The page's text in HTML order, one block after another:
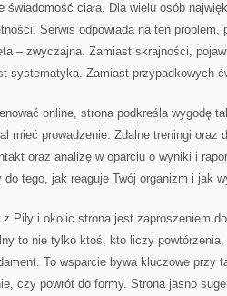
świadomość ciała. Dla wielu osób
Serwis odpowiada na ten problem,
– zwyczajna. Zamiast skrajności,
systematyka. Zamiast przypadkowych
online, strona podkreśla wygodę
mieć prowadzenie. Zdalne treningi oraz
oraz analizę w oparciu o wyniki i
tego, jak reaguje Twój organizm i jak
Piły i okolic strona jest zaproszeniem
to nie tylko ktoś, kto liczy
To wsparcie bywa kluczowe przy
czy powrót do formy. Strona jasno